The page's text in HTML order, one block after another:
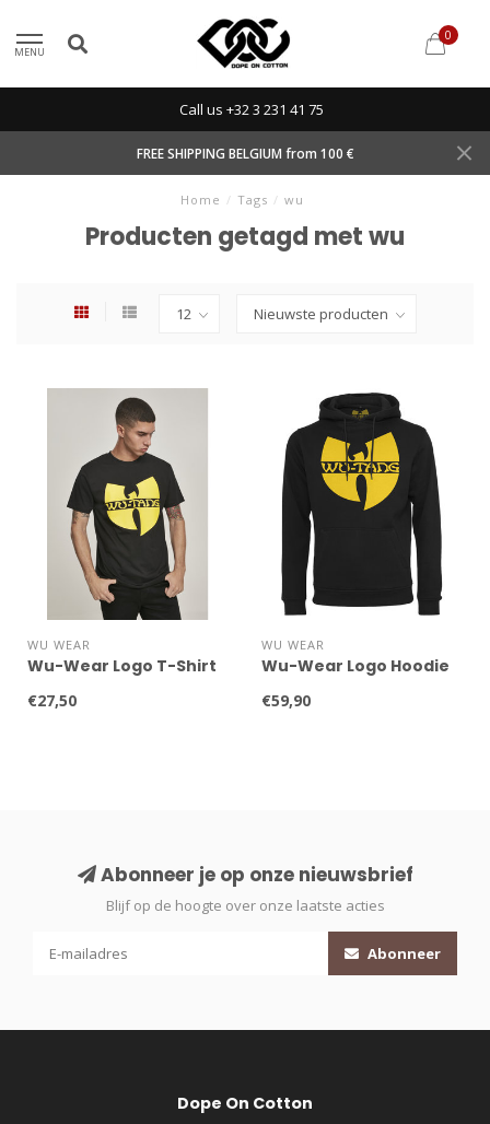
MENU
0
Call us +32 3 231 41 75
FREE SHIPPING BELGIUM from 100 €
Home / Tags / wu
Producten getagd met wu
WU WEAR
Wu-Wear Logo T-Shirt
€27,50
WU WEAR
Wu-Wear Logo Hoodie
€59,90
Abonneer je op onze nieuwsbrief
Blijf op de hoogte over onze laatste acties
Abonneer
Dope On Cotton